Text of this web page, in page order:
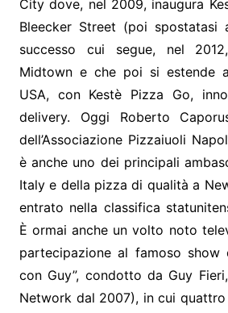
City dove, nel 2009, inaugura
Bleecker Street (poi
successo cui segue, nel
Midtown e che poi si estende
USA, con Kestè Pizza Go,
delivery. Oggi Roberto
dell’Associazione Pizzaiuoli
è anche uno dei principali
Italy e della pizza di qualità a
entrato nella classifica
È ormai anche un volto noto
partecipazione al famoso show
con Guy”, condotto da Guy
Network dal 2007), in cui